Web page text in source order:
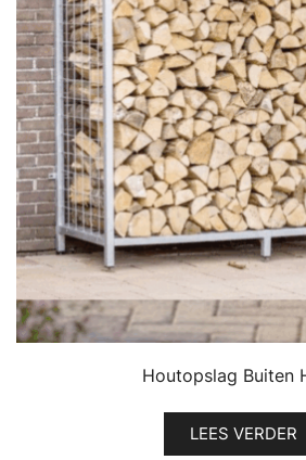
Houtopslag Buiten
LEES VERDER